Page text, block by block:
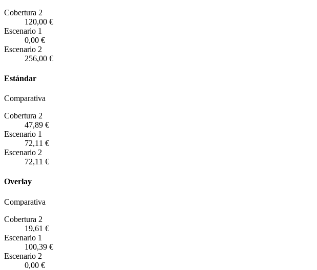
Cobertura 2
120,00 €
Escenario 1
0,00 €
Escenario 2
256,00 €
Estándar
Comparativa
Cobertura 2
47,89 €
Escenario 1
72,11 €
Escenario 2
72,11 €
Overlay
Comparativa
Cobertura 2
19,61 €
Escenario 1
100,39 €
Escenario 2
0,00 €